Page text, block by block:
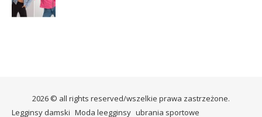
2026 © all rights reserved/wszelkie prawa zastrzeżone.
Legginsy damski Moda leegginsy ubrania sportowe